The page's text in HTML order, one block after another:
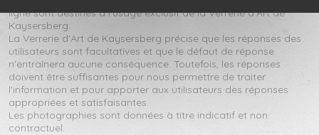
ligne sont destinés à l'usage exclusif de la Verrerie d'Art de
Kaysersberg.
La Verrerie d'Art de Kaysersberg précise que les réponses des
utilisateurs sont facultatives et que le défaut de réponse
n'entraînera aucune conséquence. Toutefois, les réponses
doivent être suffisantes pour nous permettre de traiter
l'information et pour apporter aux utilisateurs des réponses
appropriées et satisfaisantes.
Les photographies sont données à titre indicatif et non
contractuel.